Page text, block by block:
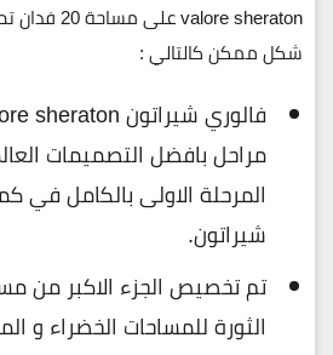
valore sheraton على مساحة 20 فدان
شكل ممكن كالتالي :
مراحل بافضل التصميمات
المرحلة الاولى بالكامل في
شيراتون.
تم تخصيص الجزء الاكبر من
الثورة للمساحات الخضراء و